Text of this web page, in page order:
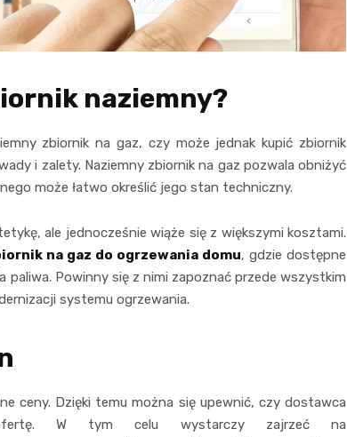
naziemny?
zbiornik na gaz, czy może jednak kupić zbiornik
i zalety. Naziemny zbiornik na gaz pozwala obniżyć
może łatwo określić jego stan techniczny.
ale jednocześnie wiąże się z większymi kosztami.
na gaz do ogrzewania domu, gdzie dostępne
paliwa. Powinny się z nimi zapoznać przede wszystkim
systemu ogrzewania.
ceny. Dzięki temu można się upewnić, czy dostawca
W tym celu wystarczy zajrzeć na